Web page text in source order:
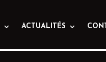
ACTUALITÉS